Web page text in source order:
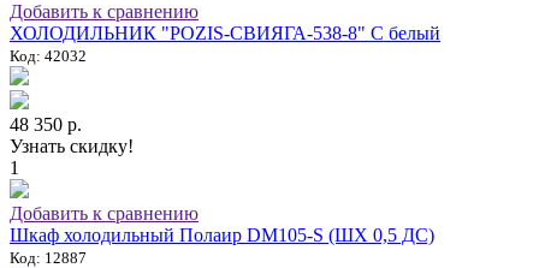
Добавить к сравнению
ХОЛОДИЛЬНИК "POZIS-СВИЯГА-538-8" C белый
Код: 42032
48 350 р.
Узнать скидку!
1
Добавить к сравнению
Шкаф холодильный Полаир DM105-S (ШХ 0,5 ДС)
Код: 12887